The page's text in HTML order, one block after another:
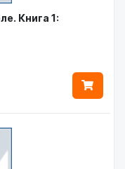
Книга 1: